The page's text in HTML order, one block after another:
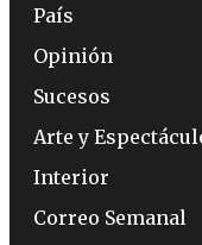
País
Opinión
Sucesos
Arte y
Interior
Correo Semanal